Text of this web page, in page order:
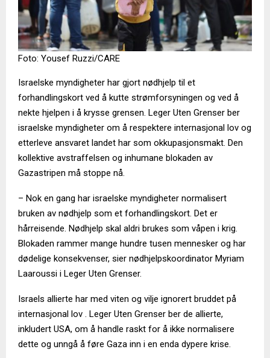
Foto: Yousef Ruzzi/CARE
Israelske myndigheter har gjort nødhjelp til et
forhandlingskort ved å kutte strømforsyningen og ved å
nekte hjelpen i å krysse grensen. Leger Uten Grenser ber
israelske myndigheter om å respektere internasjonal lov og
etterleve ansvaret landet har som okkupasjonsmakt. Den
kollektive avstraffelsen og inhumane blokaden av
Gazastripen må stoppe nå.
– Nok en gang har israelske myndigheter normalisert
bruken av nødhjelp som et forhandlingskort. Det er
hårreisende. Nødhjelp skal aldri brukes som våpen i krig.
Blokaden rammer mange hundre tusen mennesker og har
dødelige konsekvenser, sier nødhjelpskoordinator Myriam
Laaroussi i Leger Uten Grenser.
Israels allierte har med viten og vilje ignorert bruddet på
internasjonal lov . Leger Uten Grenser ber de allierte,
inkludert USA, om å handle raskt for å ikke normalisere
dette og unngå å føre Gaza inn i en enda dypere krise.